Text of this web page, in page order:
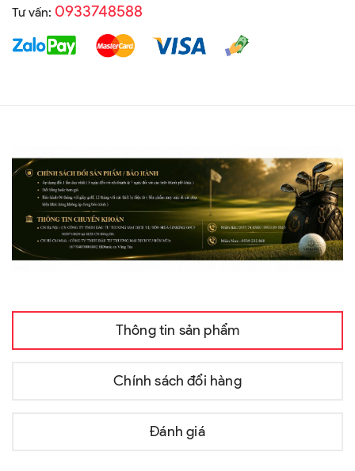
Tư vấn: 0933748588
Thông tin sản phẩm
Chính sách đổi hàng
Đánh giá